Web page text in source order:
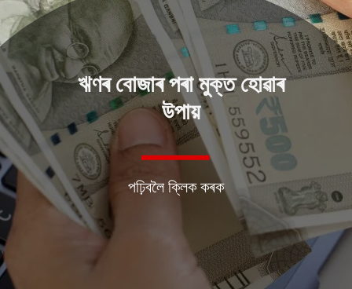
পঢ়িবলৈ ক্লিক কৰক
ঋণৰ বোজাৰ পৰা মুক্ত হোৱাৰ
উপায়